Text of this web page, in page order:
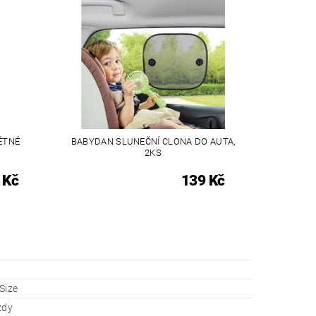
BABYDAN SLUNEČNÍ CLONA DO AUTA,
2KS
139 Kč